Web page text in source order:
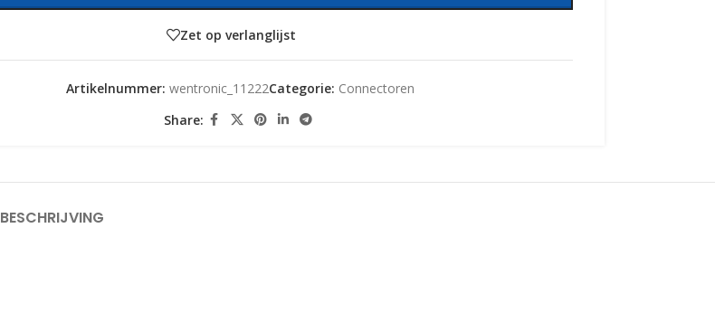
Zet op verlanglijst
Artikelnummer:wentronic_11222Categorie: Connectoren
Share:
BESCHRIJVING